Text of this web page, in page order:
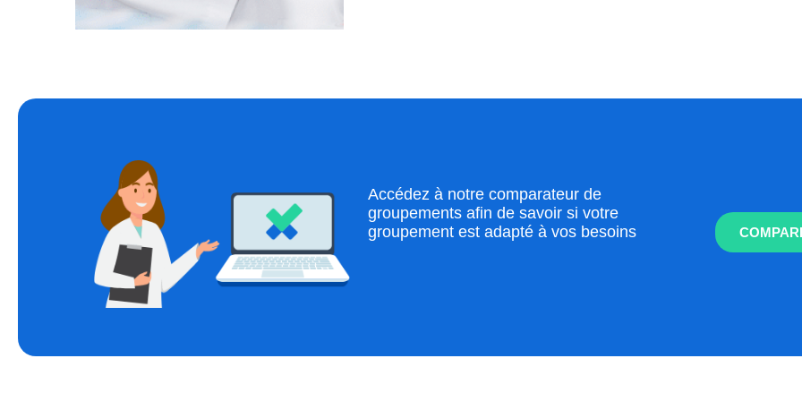
Accédez à notre comparateur de
groupements afin de savoir si votre
groupement est adapté à vos besoins